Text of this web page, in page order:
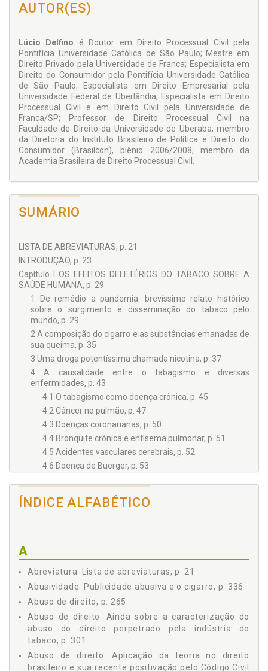
AUTOR(ES)
Lúcio Delfino é Doutor em Direito Processual Civil pela
Pontifícia Universidade Católica de São Paulo; Mestre em
Direito Privado pela Universidade de Franca; Especialista em
Direito do Consumidor pela Pontifícia Universidade Católica
de São Paulo; Especialista em Direito Empresarial pela
Universidade Federal de Uberlândia; Especialista em Direito
Processual Civil e em Direito Civil pela Universidade de
Franca/SP; Professor de Direito Processual Civil na
Faculdade de Direito da Universidade de Uberaba; membro
da Diretoria do Instituto Brasileiro de Política e Direito do
Consumidor (Brasilcon), biênio 2006/2008; membro da
Academia Brasileira de Direito Processual Civil.
SUMÁRIO
LISTA DE ABREVIATURAS, p. 21
INTRODUÇÃO, p. 23
Capítulo I OS EFEITOS DELETÉRIOS DO TABACO SOBRE A
SAÚDE HUMANA, p. 29
1 De remédio a pandemia: brevíssimo relato histórico
sobre o surgimento e disseminação do tabaco pelo
mundo, p. 29
2 A composição do cigarro e as substâncias emanadas de
sua queima, p. 35
3 Uma droga potentíssima chamada nicotina, p. 37
4 A causalidade entre o tabagismo e diversas
enfermidades, p. 43
4.1 O tabagismo como doença crônica, p. 45
4.2 Câncer no pulmão, p. 47
4.3 Doenças coronarianas, p. 50
4.4 Bronquite crônica e enfisema pulmonar, p. 51
4.5 Acidentes vasculares cerebrais, p. 52
4.6 Doença de Buerger, p. 53
4.8 Outras enfermidades associadas ao tabagismo, p.
55
8 A deficiência de informações sobre os malefícios
causados pelo cigarro: uma primeira abordagem acerca
da imperfeição extrínseca do cigarro, p. 71
9 Mais algumas estatísticas relacionadas ao tabagismo, p.
75
Capítulo II HISTÓRICO E NOÇÕES FUNDAMENTAIS À
ADEQUADA COMPREENSÃO DO CÓDIGO DE DEFESA DO
CONSUMIDOR, p. 79
1 Uma abordagem histórica do direito fundamental da
ÍNDICE ALFABÉTICO
A
Abreviatura. Lista de abreviaturas, p. 21
Abusividade. Publicidade abusiva e o cigarro, p. 336
Abuso de direito, p. 265
Abuso de direito. Ainda sobre a caracterização do
abuso do direito perpetrado pela indústria do
tabaco, p. 301
Abuso de direito. Aplicação da teoria no direito
brasileiro e sua recente positivação pelo Código Civil